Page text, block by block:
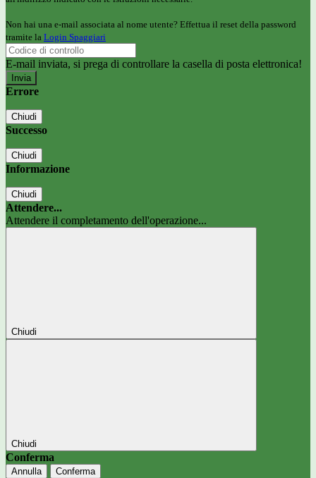
Non hai una e-mail associata al nome utente? Effettua il reset della password
tramite la Login Spaggiari
E-mail inviata, si prega di controllare la casella di posta elettronica!
Errore
Chiudi
Successo
Chiudi
Informazione
Chiudi
Attendere...
Attendere il completamento dell'operazione...
Chiudi
Chiudi
Conferma
Annulla Conferma